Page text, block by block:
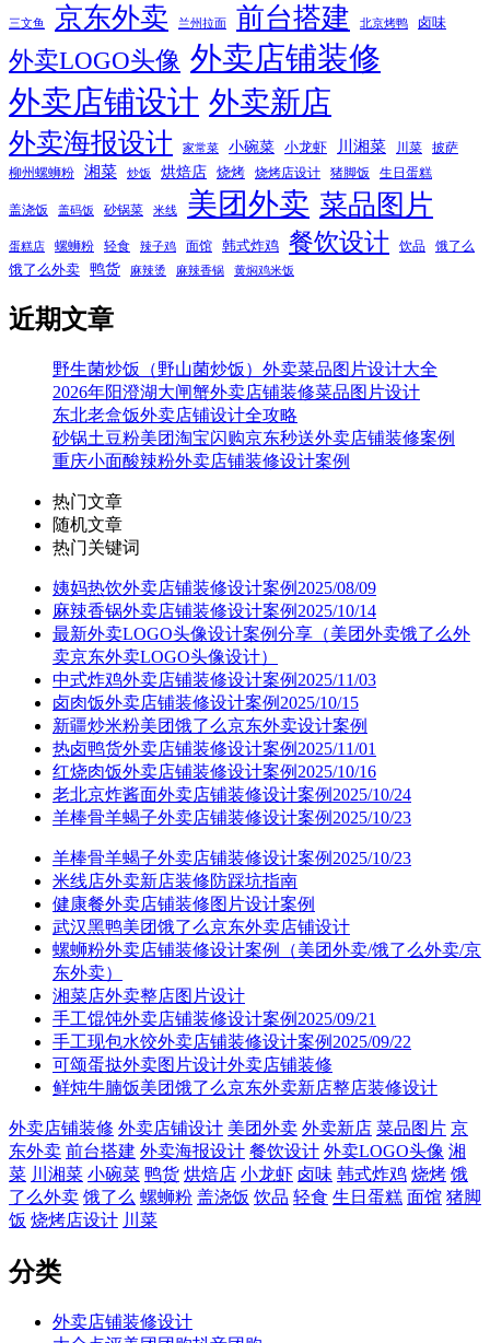
三文鱼 京东外卖 兰州拉面 前台搭建 北京烤鸭 卤味
外卖LOGO头像 外卖店铺装修
外卖店铺设计 外卖新店
外卖海报设计 家常菜 小碗菜 小龙虾 川湘菜 川菜
披萨
柳州螺蛳粉
湘菜 炒饭 烘焙店 烧烤 烧烤店设计 猪脚饭 生日蛋糕
盖浇饭 盖码饭 砂锅菜 米线 美团外卖 菜品图片
蛋糕店 螺蛳粉 轻食 辣子鸡 面馆 韩式炸鸡 餐饮设计 饮品 饿了么
饿了么外卖 鸭货 麻辣烫 麻辣香锅 黄焖鸡米饭
近期文章
野生菌炒饭（野山菌炒饭）外卖菜品图片设计大全
2026年阳澄湖大闸蟹外卖店铺装修菜品图片设计
东北老盒饭外卖店铺设计全攻略
砂锅土豆粉美团淘宝闪购京东秒送外卖店铺装修案例
重庆小面酸辣粉外卖店铺装修设计案例
热门文章
随机文章
热门关键词
姨妈热饮外卖店铺装修设计案例2025/08/09
麻辣香锅外卖店铺装修设计案例2025/10/14
最新外卖LOGO头像设计案例分享（美团外卖饿了么外
卖京东外卖LOGO头像设计）
中式炸鸡外卖店铺装修设计案例2025/11/03
卤肉饭外卖店铺装修设计案例2025/10/15
新疆炒米粉美团饿了么京东外卖设计案例
热卤鸭货外卖店铺装修设计案例2025/11/01
红烧肉饭外卖店铺装修设计案例2025/10/16
老北京炸酱面外卖店铺装修设计案例2025/10/24
羊棒骨羊蝎子外卖店铺装修设计案例2025/10/23
羊棒骨羊蝎子外卖店铺装修设计案例2025/10/23
米线店外卖新店装修防踩坑指南
健康餐外卖店铺装修图片设计案例
武汉黑鸭美团饿了么京东外卖店铺设计
螺蛳粉外卖店铺装修设计案例（美团外卖/饿了么外卖/京
东外卖）
湘菜店外卖整店图片设计
手工馄饨外卖店铺装修设计案例2025/09/21
手工现包水饺外卖店铺装修设计案例2025/09/22
可颂蛋挞外卖图片设计外卖店铺装修
鲜炖牛腩饭美团饿了么京东外卖新店整店装修设计
外卖店铺装修 外卖店铺设计 美团外卖 外卖新店 菜品图片 京
东外卖 前台搭建 外卖海报设计 餐饮设计 外卖LOGO头像 湘
菜 川湘菜 小碗菜 鸭货 烘焙店 小龙虾 卤味 韩式炸鸡 烧烤 饿
了么外卖 饿了么 螺蛳粉 盖浇饭 饮品 轻食 生日蛋糕 面馆 猪脚
饭 烧烤店设计 川菜
分类
外卖店铺装修设计